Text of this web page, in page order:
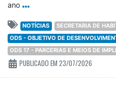
ano
NOTÍCIAS
SECRETARIA DE
ODS - OBJETIVO DE
ODS 17 - PARCERIAS E MEIOS DE
PUBLICADO EM 23/07/2026